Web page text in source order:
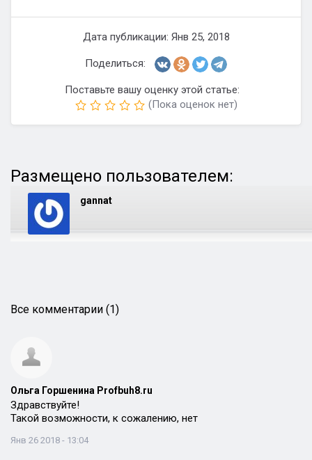
Дата публикации: Янв 25, 2018
Поделиться:
Поставьте вашу оценку этой статье:
(Пока оценок нет)
Размещено пользователем:
gannat
Все комментарии (1)
Ольга Горшенина Profbuh8.ru
Здравствуйте!
Такой возможности, к сожалению, нет
Янв 26 2018 - 13:04